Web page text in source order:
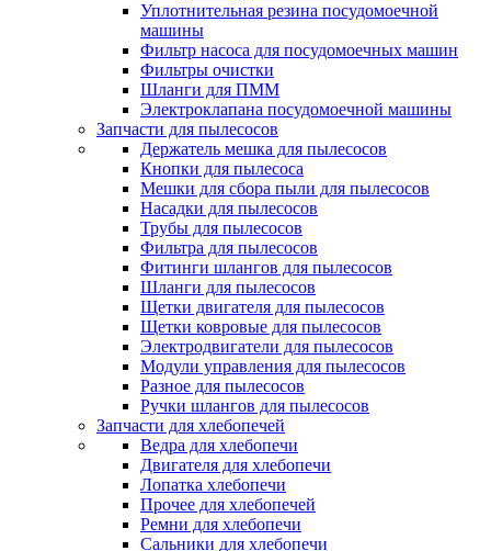
Уплотнительная резина посудомоечной
машины
Фильтр насоса для посудомоечных машин
Фильтры очистки
Шланги для ПММ
Электроклапана посудомоечной машины
Запчасти для пылесосов
Держатель мешка для пылесосов
Кнопки для пылесоса
Мешки для сбора пыли для пылесосов
Насадки для пылесосов
Трубы для пылесосов
Фильтра для пылесосов
Фитинги шлангов для пылесосов
Шланги для пылесосов
Щетки двигателя для пылесосов
Щетки ковровые для пылесосов
Электродвигатели для пылесосов
Модули управления для пылесосов
Разное для пылесосов
Ручки шлангов для пылесосов
Запчасти для хлебопечей
Ведра для хлебопечи
Двигателя для хлебопечи
Лопатка хлебопечи
Прочее для хлебопечей
Ремни для хлебопечи
Сальники для хлебопечи